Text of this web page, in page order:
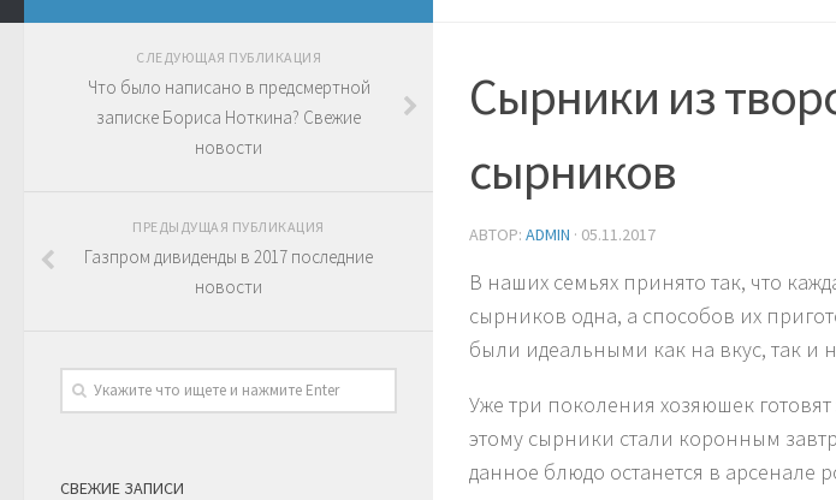
Сырники из
сырников
АВТОР: ADMIN · 05.11.2017
В наших семьях принято так, что
сырников одна, а способов их
были идеальными как на вкус, так и
Уже три поколения хозяюшек
этому сырники стали коронным
данное блюдо останется в арсенале
СЛЕДУЮЩАЯ ПУБЛИКАЦИЯ
Что было написано в предсмертной
записке Бориса Ноткина? Свежие
новости
ПРЕДЫДУЩАЯ ПУБЛИКАЦИЯ
Газпром дивиденды в 2017 последние
новости
СВЕЖИЕ ЗАПИСИ